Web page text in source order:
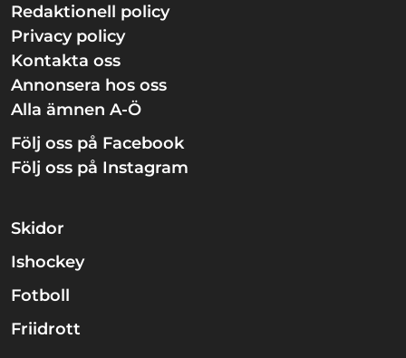
Redaktionell policy
Privacy policy
Kontakta oss
Annonsera hos oss
Alla ämnen A-Ö
Följ oss på Facebook
Följ oss på Instagram
Skidor
Ishockey
Fotboll
Friidrott